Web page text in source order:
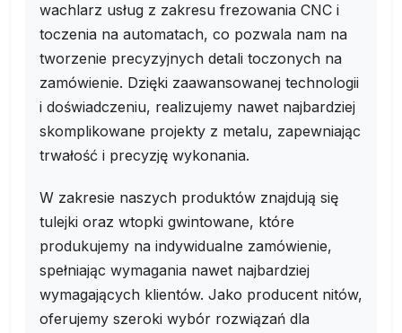
wachlarz usług z zakresu frezowania CNC i
toczenia na automatach, co pozwala nam na
tworzenie precyzyjnych detali toczonych na
zamówienie. Dzięki zaawansowanej technologii
i doświadczeniu, realizujemy nawet najbardziej
skomplikowane projekty z metalu, zapewniając
trwałość i precyzję wykonania.
W zakresie naszych produktów znajdują się
tulejki oraz wtopki gwintowane, które
produkujemy na indywidualne zamówienie,
spełniając wymagania nawet najbardziej
wymagających klientów. Jako producent nitów,
oferujemy szeroki wybór rozwiązań dla